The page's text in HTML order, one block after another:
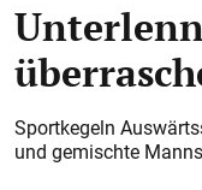
Sportkegeln
und gemischte